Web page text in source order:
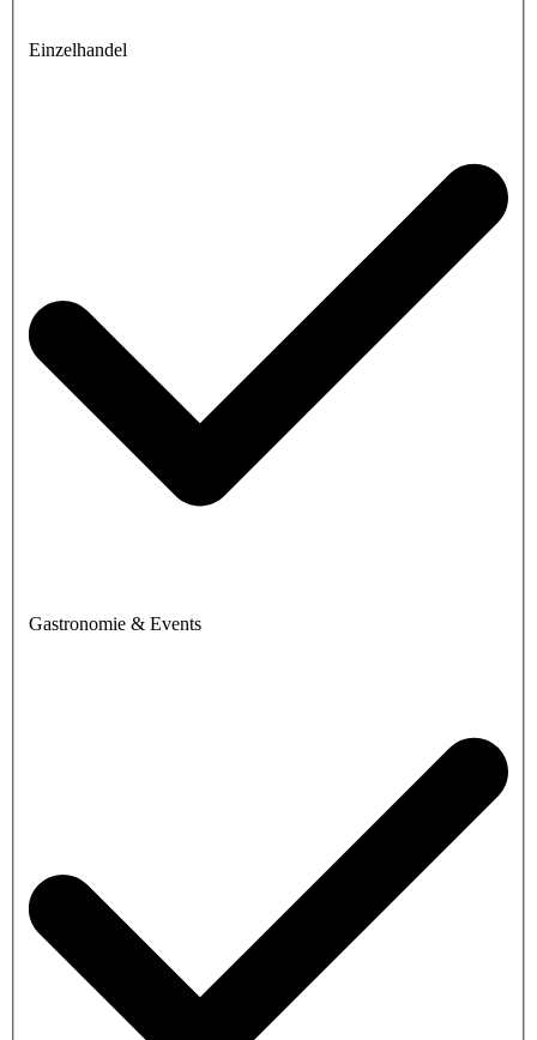
Einzelhandel
Gastronomie & Events